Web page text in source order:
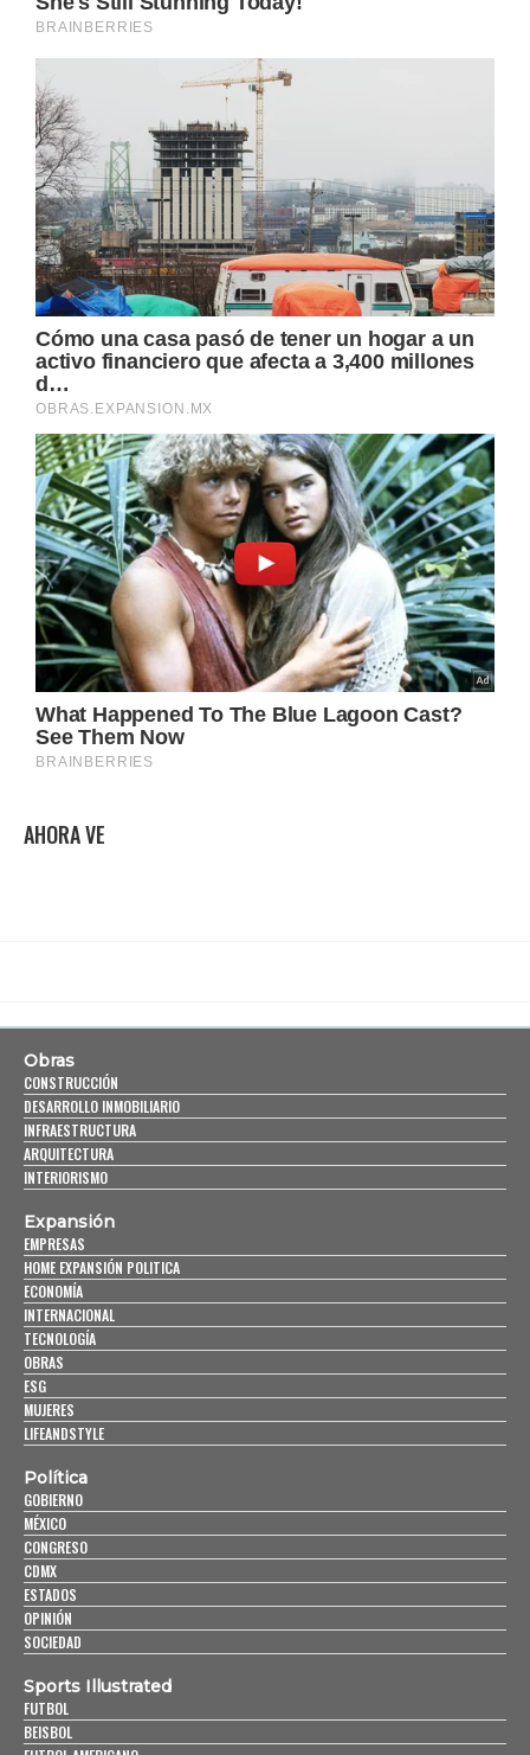
AHORA VE
Obras
CONSTRUCCIÓN
DESARROLLO INMOBILIARIO
INFRAESTRUCTURA
ARQUITECTURA
INTERIORISMO
Expansión
EMPRESAS
HOME EXPANSIÓN POLITICA
ECONOMÍA
INTERNACIONAL
TECNOLOGÍA
OBRAS
ESG
MUJERES
LIFEANDSTYLE
Política
GOBIERNO
MÉXICO
CONGRESO
CDMX
ESTADOS
OPINIÓN
SOCIEDAD
Sports Illustrated
FUTBOL
BEISBOL